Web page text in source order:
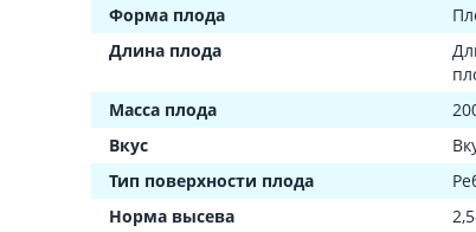
Форма плода
Длина плода
Масса плода
Вкус
Тип поверхности плода
Норма высева